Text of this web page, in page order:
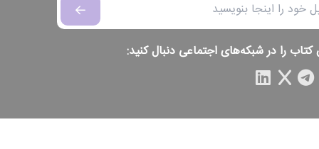
کتاب را در شبکه‌های اجتماعی دنبال کنید: